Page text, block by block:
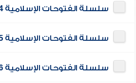
سلسلة الفتوحات الإسلامية 4
سلسلة الفتوحات الإسلامية 5
سلسلة الفتوحات الإسلامية 6